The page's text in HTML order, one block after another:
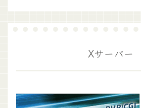
Xサーバー